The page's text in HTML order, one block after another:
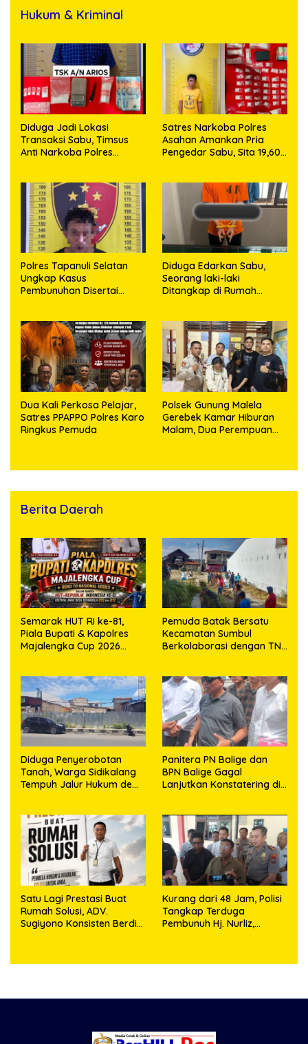
Hukum & Kriminal
Diduga Jadi Lokasi
Transaksi Sabu, Timsus
Anti Narkoba Polres
63,67 Gram Sabu
Satres Narkoba Polres
Asahan Amankan Pria
Pengedar Sabu, Sita 19,60
Polres Tapanuli Selatan
Ungkap Kasus
Pembunuhan Disertai
Ditangkap
Diduga Edarkan Sabu,
Seorang laki-laki
Ditangkap di Rumah
Puluhan Plastik Klip
Dua Kali Perkosa Pelajar,
Satres PPAPPO Polres Karo
Ringkus Pemuda
Polsek Gunung Malela
Gerebek Kamar Hiburan
Malam, Dua Perempuan
Berita Daerah
Semarak HUT RI ke-81,
Piala Bupati & Kapolres
Majalengka Cup 2026
Pemuda Batak Bersatu
Kecamatan Sumbul
Berkolaborasi dengan TNI
023/KS dan HUT Ke-81
Kemerdekaan RI
Diduga Penyerobotan
Tanah, Warga Sidikalang
Tempuh Jalur Hukum demi
Panitera PN Balige dan
BPN Balige Gagal
Lanjutkan Konstatering di
Satu Lagi Prestasi Buat
Rumah Solusi, ADV.
Sugiyono Konsisten Berdiri
Kurang dari 48 Jam, Polisi
Tangkap Terduga
Pembunuh Hj. Nurliz,